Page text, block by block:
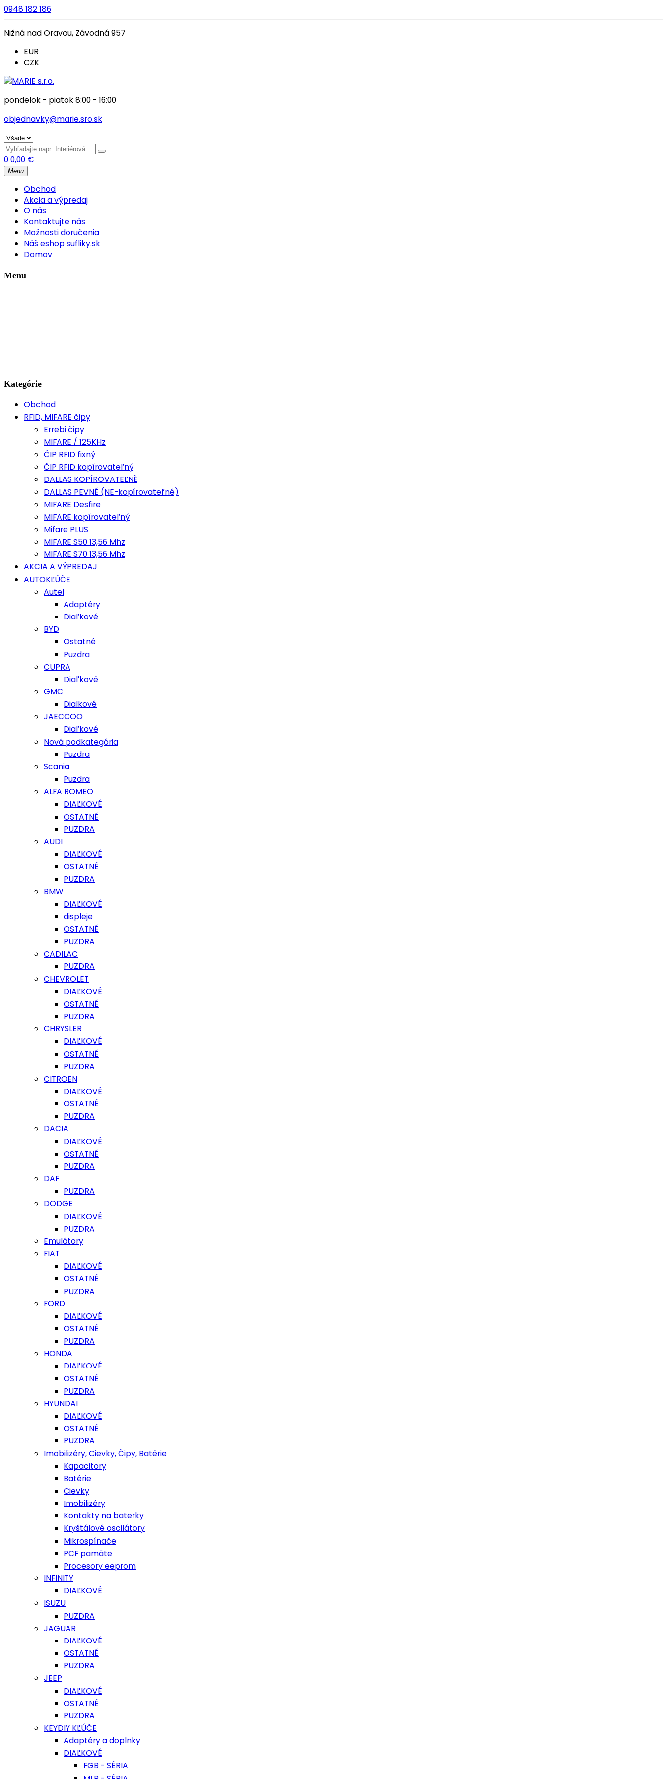
0948 182 186
Nižná nad Oravou, Závodná 957
EUR
CZK
pondelok - piatok 8:00 - 16:00
objednavky@marie.sro.sk
00,00 €
Menu
Obchod
Akcia a výpredaj
O nás
Kontaktujte nás
Možnosti doručenia
Náš eshop sufliky.sk
Domov
Menu
Kategórie
Obchod
RFID, MIFARE čipy
Errebi čipy
MIFARE / 125KHz
ČIP RFID fixný
ČIP RFID kopírovateľný
DALLAS KOPÍROVATEĽNĚ
DALLAS PEVNÉ (NE-kopírovateľné)
MIFARE Desfire
MIFARE kopírovateľný
Mifare PLUS
MIFARE S50 13,56 Mhz
MIFARE S70 13,56 Mhz
AKCIA A VÝPREDAJ
AUTOKĽÚČE
Autel
Adaptéry
Diaľkové
BYD
Ostatné
Puzdra
CUPRA
Diaľkové
GMC
Dialkové
JAECCOO
Diaľkové
Nová podkategória
Puzdra
Scania
Puzdra
ALFA ROMEO
DIAĽKOVÉ
OSTATNÉ
PUZDRA
AUDI
DIAĽKOVÉ
OSTATNÉ
PUZDRA
BMW
DIAĽKOVÉ
displeje
OSTATNÉ
PUZDRA
CADILAC
PUZDRA
CHEVROLET
DIAĽKOVÉ
OSTATNÉ
PUZDRA
CHRYSLER
DIAĽKOVÉ
OSTATNÉ
PUZDRA
CITROEN
DIAĽKOVÉ
OSTATNÉ
PUZDRA
DACIA
DIAĽKOVÉ
OSTATNÉ
PUZDRA
DAF
PUZDRA
DODGE
DIAĽKOVÉ
PUZDRA
Emulátory
FIAT
DIAĽKOVÉ
OSTATNÉ
PUZDRA
FORD
DIAĽKOVÉ
OSTATNÉ
PUZDRA
HONDA
DIAĽKOVÉ
OSTATNÉ
PUZDRA
HYUNDAI
DIAĽKOVÉ
OSTATNÉ
PUZDRA
Imobilizéry, Cievky, Čipy, Batérie
Kapacitory
Batérie
Cievky
Imobilizéry
Kontakty na baterky
Kryštálové oscilátory
Mikrospínače
PCF pamäte
Procesory eeprom
INFINITY
DIAĽKOVÉ
ISUZU
PUZDRA
JAGUAR
DIAĽKOVÉ
OSTATNÉ
PUZDRA
JEEP
DIAĽKOVÉ
OSTATNÉ
PUZDRA
KEYDIY KĽÚČE
Adaptéry a doplnky
DIAĽKOVÉ
FGB - SÉRIA